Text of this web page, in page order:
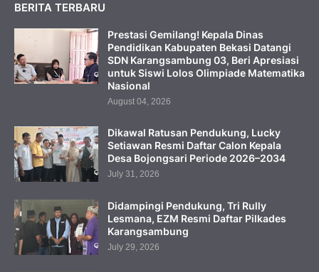
BERITA TERBARU
Prestasi Gemilang! Kepala Dinas
Pendidikan Kabupaten Bekasi Datangi
SDN Karangsambung 03, Beri Apresiasi
untuk Siswi Lolos Olimpiade Matematika
Nasional
August 04, 2026
Dikawal Ratusan Pendukung, Lucky
Setiawan Resmi Daftar Calon Kepala
Desa Bojongsari Periode 2026–2034
July 31, 2026
Didampingi Pendukung, Tri Rully
Lesmana, EZM Resmi Daftar Pilkades
Karangsambung
July 29, 2026